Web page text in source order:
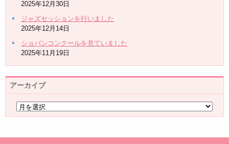
2025年12月30日
ジャズセッションを行いました
2025年12月14日
ショパンコンクールを見ていました
2025年11月19日
アーカイブ